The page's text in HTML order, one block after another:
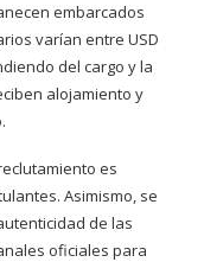
embarcados
varían entre USD
del cargo y la
alojamiento y
es
Asimismo, se
de las
oficiales para